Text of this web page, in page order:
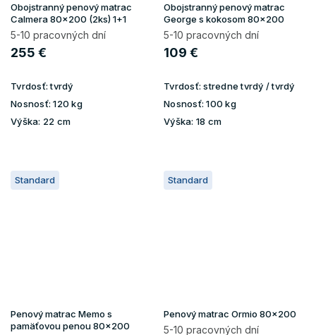
Obojstranný penový matrac
Calmera 80x200 (2ks) 1+1
5-10 pracovných dní
255 €
Tvrdosť:tvrdý
Nosnosť: 120 kg
Výška: 22 cm
Obojstranný penový matrac
George s kokosom 80x200
5-10 pracovných dní
109 €
Tvrdosť: stredne tvrdý / tvrdý
Nosnosť: 100 kg
Výška: 18 cm
Standard
Penový matrac Memo s
pamäťovou penou 80x200
Standard
Penový matrac Ormio 80x200
5-10 pracovných dní